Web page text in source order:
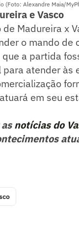
(Foto: Alexandre Maia/
e Vasco
Madureira x
o mando de
a partida
atender às
em seu
notícias do